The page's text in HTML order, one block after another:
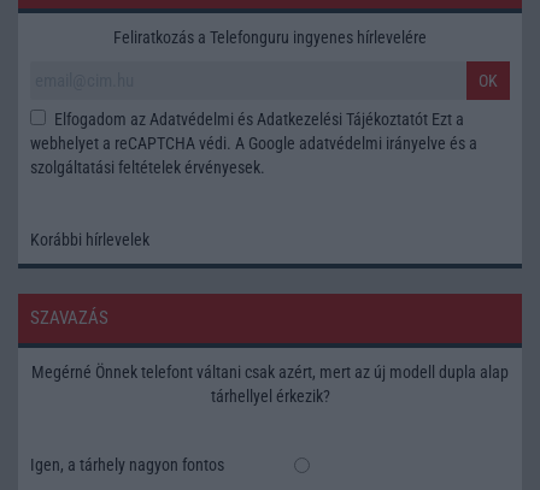
Feliratkozás a Telefonguru ingyenes hírlevelére
OK
Elfogadom az Adatvédelmi és Adatkezelési Tájékoztatót Ezt a
webhelyet a reCAPTCHA védi. A Google adatvédelmi irányelve és a
szolgáltatási feltételek érvényesek.
Korábbi hírlevelek
SZAVAZÁS
Megérné Önnek telefont váltani csak azért, mert az új modell dupla alap
tárhellyel érkezik?
Igen, a tárhely nagyon fontos